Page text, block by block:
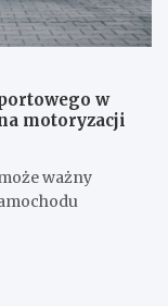
w
motoryzacji
ważny